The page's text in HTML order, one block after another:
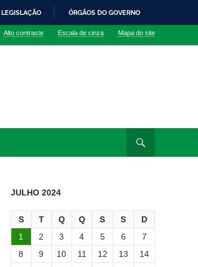
LEGISLAÇÃO ÓRGÃOS DO GOVERNO
Alto contraste Escala de cinza Mapa do site
JULHO 2024
S T Q Q S S
D
1
2 3 4 5 6
7
8
9 10 11 12 13
14